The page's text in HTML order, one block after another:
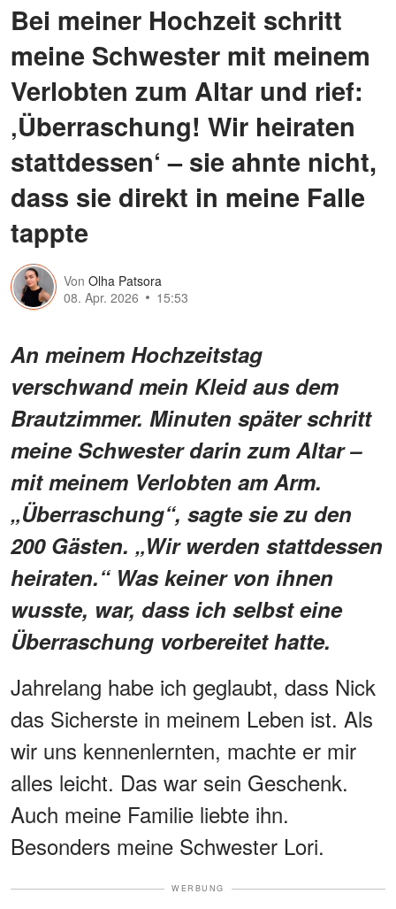
Bei meiner Hochzeit schritt
meine Schwester mit meinem
Verlobten zum Altar und rief:
‚Überraschung! Wir heiraten
stattdessen‘ – sie ahnte nicht,
dass sie direkt in meine Falle
tappte
Von Olha Patsora
08. Apr. 2026
15:53
An meinem Hochzeitstag
verschwand mein Kleid aus dem
Brautzimmer. Minuten später schritt
meine Schwester darin zum Altar –
mit meinem Verlobten am Arm.
„Überraschung“, sagte sie zu den
200 Gästen. „Wir werden stattdessen
heiraten.“ Was keiner von ihnen
wusste, war, dass ich selbst eine
Überraschung vorbereitet hatte.
Jahrelang habe ich geglaubt, dass Nick
das Sicherste in meinem Leben ist. Als
wir uns kennenlernten, machte er mir
alles leicht. Das war sein Geschenk.
Auch meine Familie liebte ihn.
Besonders meine Schwester Lori.
WERBUNG